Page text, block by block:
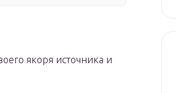
якоря источника и